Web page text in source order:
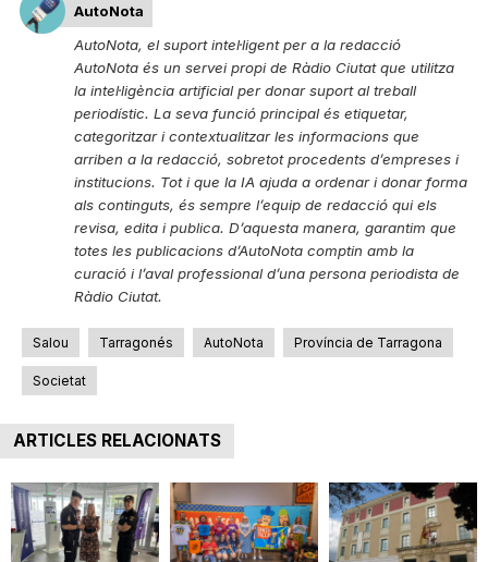
AutoNota
AutoNota, el suport intel·ligent per a la redacció
AutoNota és un servei propi de Ràdio Ciutat que utilitza
la intel·ligència artificial per donar suport al treball
periodístic. La seva funció principal és etiquetar,
categoritzar i contextualitzar les informacions que
arriben a la redacció, sobretot procedents d’empreses i
institucions. Tot i que la IA ajuda a ordenar i donar forma
als continguts, és sempre l’equip de redacció qui els
revisa, edita i publica. D’aquesta manera, garantim que
totes les publicacions d’AutoNota comptin amb la
curació i l’aval professional d’una persona periodista de
Ràdio Ciutat.
Salou Tarragonés AutoNota Província de Tarragona
Societat
ARTICLES RELACIONATS